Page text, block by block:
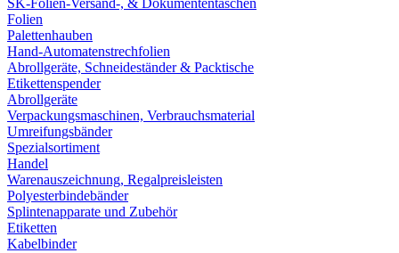
SK-Folien-Versand-, & Dokumententaschen
Folien
Palettenhauben
Hand-Automatenstrechfolien
Abrollgeräte, Schneideständer & Packtische
Etikettenspender
Abrollgeräte
Verpackungsmaschinen, Verbrauchsmaterial
Umreifungsbänder
Spezialsortiment
Handel
Warenauszeichnung, Regalpreisleisten
Polyesterbindebänder
Splintenapparate und Zubehör
Etiketten
Kabelbinder